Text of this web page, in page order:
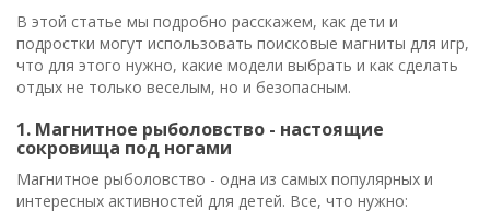
В этой статье мы подробно расскажем, как дети и
подростки могут использовать поисковые магниты для игр,
что для этого нужно, какие модели выбрать и как сделать
отдых не только веселым, но и безопасным.
1. Магнитное рыболовство - настоящие
сокровища под ногами
Магнитное рыболовство - одна из самых популярных и
интересных активностей для детей. Все, что нужно: